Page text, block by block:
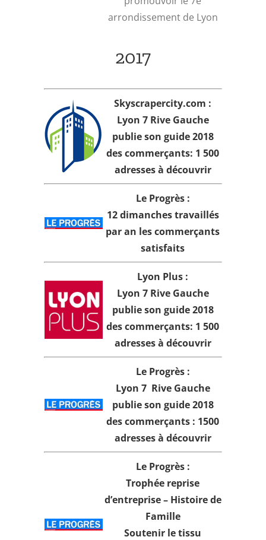
arrondissement de Lyon
2017
Skyscrapercity.com :
Lyon 7 Rive Gauche
publie son guide 2018
des commerçants: 1 500
adresses à découvrir
Le Progrès :
12 dimanches travaillés
par an les commerçants
satisfaits
Lyon Plus :
Lyon 7 Rive Gauche
publie son guide 2018
des commerçants: 1 500
adresses à découvrir
Le Progrès :
Lyon 7 Rive Gauche
publie son guide 2018
des commerçants : 1500
adresses à découvrir
Le Progrès :
Trophée reprise
d’entreprise – Histoire de
Famille
Soutenir le tissu